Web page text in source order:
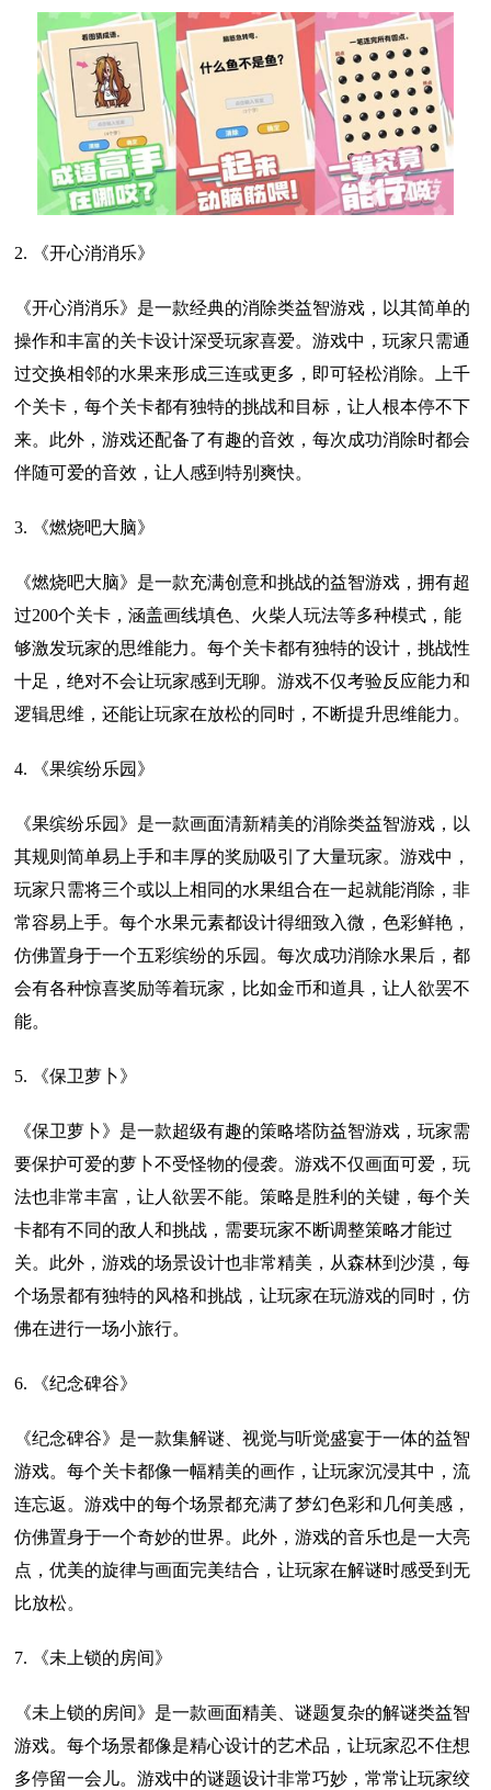
2. 《开心消消乐》
《开心消消乐》是一款经典的消除类益智游戏，以其简单的
操作和丰富的关卡设计深受玩家喜爱。游戏中，玩家只需通
过交换相邻的水果来形成三连或更多，即可轻松消除。上千
个关卡，每个关卡都有独特的挑战和目标，让人根本停不下
来。此外，游戏还配备了有趣的音效，每次成功消除时都会
伴随可爱的音效，让人感到特别爽快。
3. 《燃烧吧大脑》
《燃烧吧大脑》是一款充满创意和挑战的益智游戏，拥有超
过200个关卡，涵盖画线填色、火柴人玩法等多种模式，能
够激发玩家的思维能力。每个关卡都有独特的设计，挑战性
十足，绝对不会让玩家感到无聊。游戏不仅考验反应能力和
逻辑思维，还能让玩家在放松的同时，不断提升思维能力。
4. 《果缤纷乐园》
《果缤纷乐园》是一款画面清新精美的消除类益智游戏，以
其规则简单易上手和丰厚的奖励吸引了大量玩家。游戏中，
玩家只需将三个或以上相同的水果组合在一起就能消除，非
常容易上手。每个水果元素都设计得细致入微，色彩鲜艳，
仿佛置身于一个五彩缤纷的乐园。每次成功消除水果后，都
会有各种惊喜奖励等着玩家，比如金币和道具，让人欲罢不
能。
5. 《保卫萝卜》
《保卫萝卜》是一款超级有趣的策略塔防益智游戏，玩家需
要保护可爱的萝卜不受怪物的侵袭。游戏不仅画面可爱，玩
法也非常丰富，让人欲罢不能。策略是胜利的关键，每个关
卡都有不同的敌人和挑战，需要玩家不断调整策略才能过
关。此外，游戏的场景设计也非常精美，从森林到沙漠，每
个场景都有独特的风格和挑战，让玩家在玩游戏的同时，仿
佛在进行一场小旅行。
6. 《纪念碑谷》
《纪念碑谷》是一款集解谜、视觉与听觉盛宴于一体的益智
游戏。每个关卡都像一幅精美的画作，让玩家沉浸其中，流
连忘返。游戏中的每个场景都充满了梦幻色彩和几何美感，
仿佛置身于一个奇妙的世界。此外，游戏的音乐也是一大亮
点，优美的旋律与画面完美结合，让玩家在解谜时感受到无
比放松。
7. 《未上锁的房间》
《未上锁的房间》是一款画面精美、谜题复杂的解谜类益智
游戏。每个场景都像是精心设计的艺术品，让玩家忍不住想
多停留一会儿。游戏中的谜题设计非常巧妙，常常让玩家绞